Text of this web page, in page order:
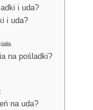
i uda?
i uda?
na pośladki?
na uda?